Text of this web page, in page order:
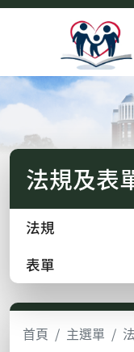
法規及表
法規
表單
首頁 主選單